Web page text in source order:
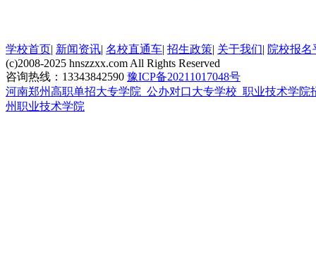
学校首页| 新闻资讯| 名校直通车| 招生政策| 关于我们| 院校报名
(c)2008-2025 hnszzxx.com All Rights Reserved
咨询热线：13343842590 豫ICP备20211017048号
河南郑州高职单招大专学院_公办对口大专学校_职业技术学院
州职业技术学院